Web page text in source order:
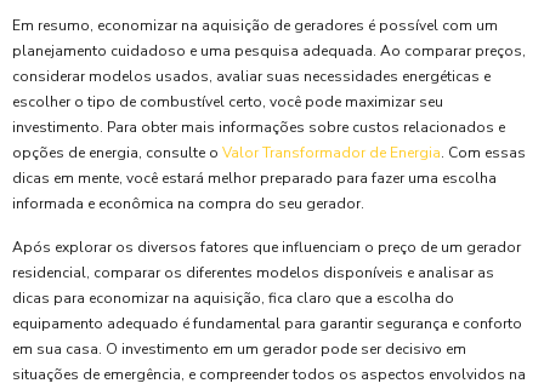
Em resumo, economizar na aquisição de geradores é possível com um
planejamento cuidadoso e uma pesquisa adequada. Ao comparar preços,
considerar modelos usados, avaliar suas necessidades energéticas e
escolher o tipo de combustível certo, você pode maximizar seu
investimento. Para obter mais informações sobre custos relacionados e
opções de energia, consulte o Valor Transformador de Energia. Com essas
dicas em mente, você estará melhor preparado para fazer uma escolha
informada e econômica na compra do seu gerador.
Após explorar os diversos fatores que influenciam o preço de um gerador
residencial, comparar os diferentes modelos disponíveis e analisar as
dicas para economizar na aquisição, fica claro que a escolha do
equipamento adequado é fundamental para garantir segurança e conforto
em sua casa. O investimento em um gerador pode ser decisivo em
situações de emergência, e compreender todos os aspectos envolvidos na